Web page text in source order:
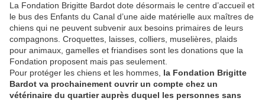
La Fondation Brigitte Bardot dote désormais le centre d’accueil et
le bus des Enfants du Canal d’une aide matérielle aux maîtres de
chiens qui ne peuvent subvenir aux besoins primaires de leurs
compagnons. Croquettes, laisses, colliers, muselières, plaids
pour animaux, gamelles et friandises sont les donations que la
Fondation proposent mais pas seulement.
Pour protéger les chiens et les hommes, la Fondation Brigitte
Bardot va prochainement ouvrir un compte chez un
vétérinaire du quartier auprès duquel les personnes sans